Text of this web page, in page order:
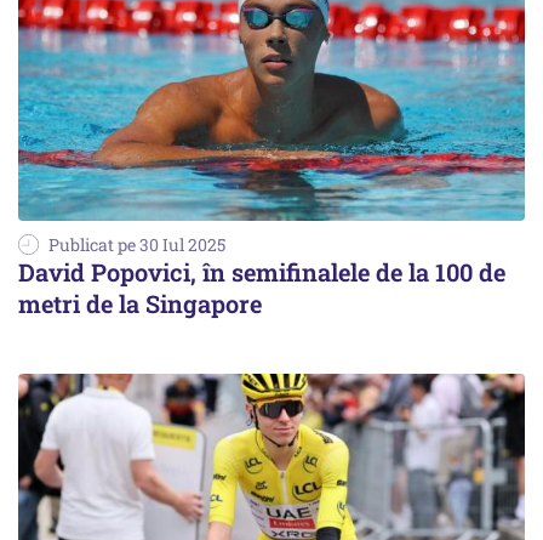
Publicat pe 30 Iul 2025
David Popovici, în semifinalele de la 100 de
metri de la Singapore